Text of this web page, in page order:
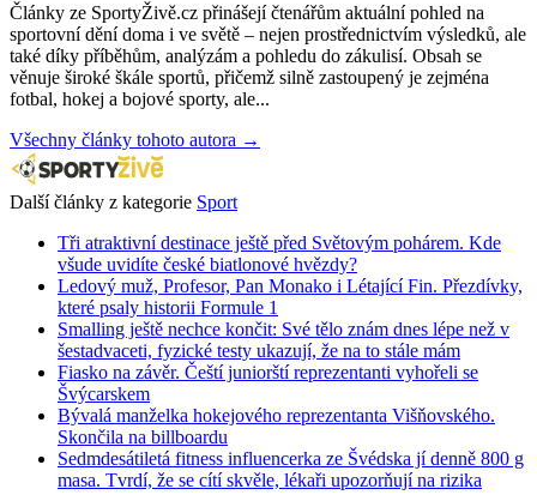
Články ze SportyŽivě.cz přinášejí čtenářům aktuální pohled na
sportovní dění doma i ve světě – nejen prostřednictvím výsledků, ale
také díky příběhům, analýzám a pohledu do zákulisí. Obsah se
věnuje široké škále sportů, přičemž silně zastoupený je zejména
fotbal, hokej a bojové sporty, ale...
Všechny články tohoto autora →
Další články z kategorie Sport
Tři atraktivní destinace ještě před Světovým pohárem. Kde
všude uvidíte české biatlonové hvězdy?
Ledový muž, Profesor, Pan Monako i Létající Fin. Přezdívky,
které psaly historii Formule 1
Smalling ještě nechce končit: Své tělo znám dnes lépe než v
šestadvaceti, fyzické testy ukazují, že na to stále mám
Fiasko na závěr. Čeští juniorští reprezentanti vyhořeli se
Švýcarskem
Bývalá manželka hokejového reprezentanta Višňovského.
Skončila na billboardu
Sedmdesátiletá fitness influencerka ze Švédska jí denně 800 g
masa. Tvrdí, že se cítí skvěle, lékaři upozorňují na rizika